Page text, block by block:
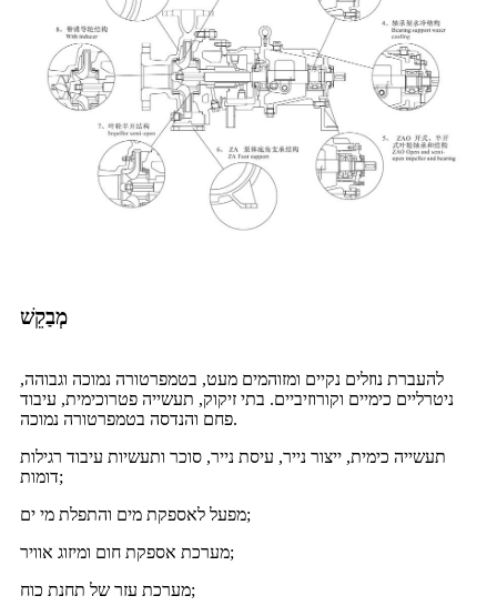
מְבַקֵשׁ
להעברת נוזלים נקיים ומזוהמים מעט, בטמפרטורה נמוכה וגבוהה,
ניטרליים כימיים וקורוזיביים. בתי זיקוק, תעשייה פטרוכימית, עיבוד
פחם והנדסה בטמפרטורה נמוכה.
תעשייה כימית, ייצור נייר, עיסת נייר, סוכר ותעשיות עיבוד רגילות
דומות;
מפעל לאספקת מים והתפלת מי ים;
מערכת אספקת חום ומיזוג אוויר;
מערכת עזר של תחנת כוח;